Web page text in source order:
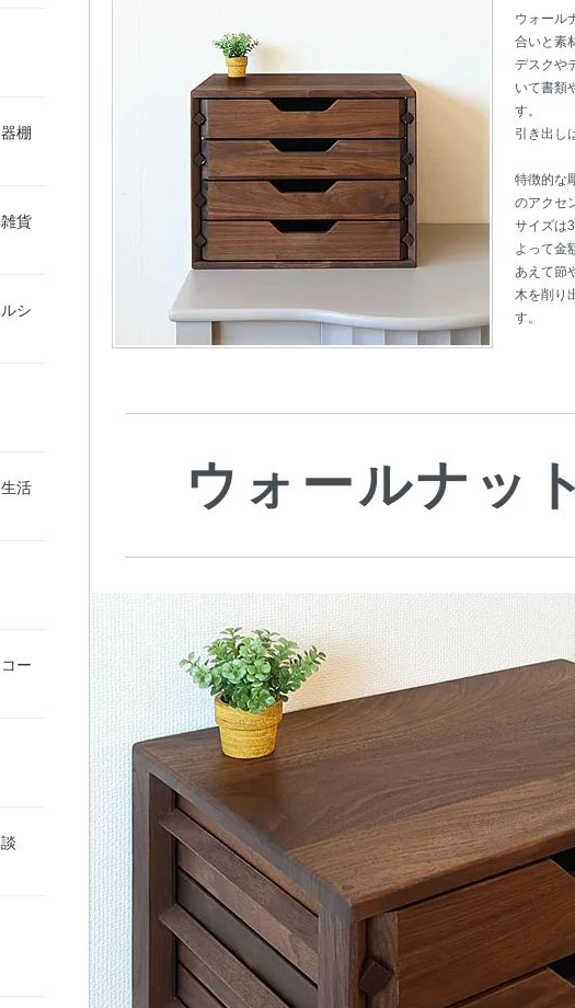
ウォール
合いと素
デスクや
いて書類
す。
引き出し
特徴的な
のアクセ
サイズは
よって金
あえて節
木を削り
す。
ウォールナッ
棚
貨
シ
活
ー